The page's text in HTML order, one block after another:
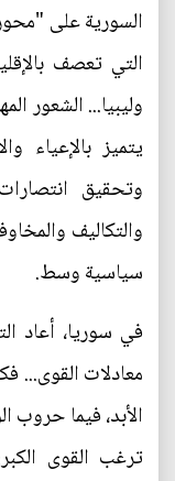
السورية على
التي تعصف
وليبيا... الشعور
يتميز بالإعياء
وتحقيق
والتكاليف
سياسية وسط.
في سوريا، أعاد
معادلات القوى...
الأبد، فيما حروب
ترغب القوى